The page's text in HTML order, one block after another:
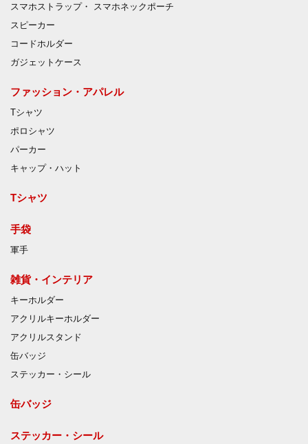
スマホストラップ・ スマホネックポーチ
スピーカー
コードホルダー
ガジェットケース
ファッション・アパレル
Tシャツ
ポロシャツ
パーカー
キャップ・ハット
Tシャツ
手袋
軍手
雑貨・インテリア
キーホルダー
アクリルキーホルダー
アクリルスタンド
缶バッジ
ステッカー・シール
缶バッジ
ステッカー・シール